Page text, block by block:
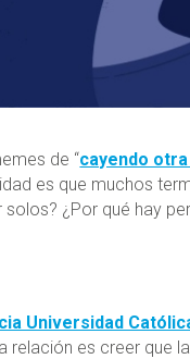
de “cayendo
es que muchos
¿Por qué hay
Universidad
relación es creer que